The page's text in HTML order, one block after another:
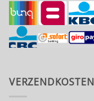
VERZENDKOSTEN